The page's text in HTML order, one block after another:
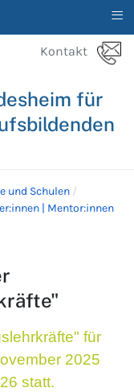
Kontakt
für
und Schulen
| Mentor:innen
für
2025
statt.
≡